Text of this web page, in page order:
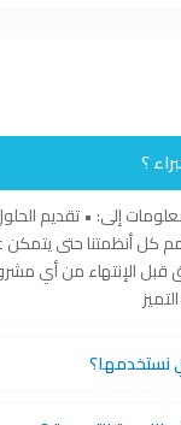
؟
إلى: • تقديم
كل أنظمتنا حتى
الإنتهاء من أي
نستخدمها؟